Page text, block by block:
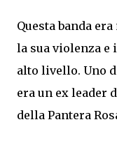
Questa banda
la sua violenza
alto livello. Uno
era un ex leader
della Pantera